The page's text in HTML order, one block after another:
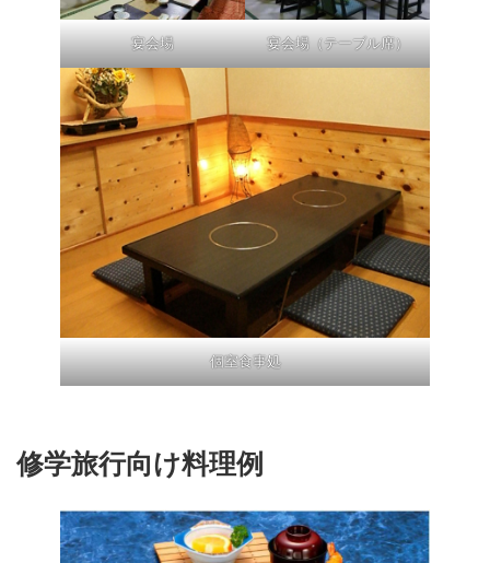
宴会場 宴会場（テーブル席）
個室食事処
修学旅行向け料理例